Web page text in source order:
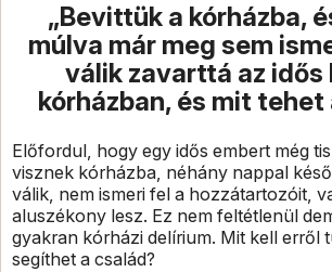
„Bevittük a kórházba,
múlva már meg sem
válik zavarttá az idős
kórházban, és mit tehet
Előfordul, hogy egy idős embert még
visznek kórházba, néhány nappal
válik, nem ismeri fel a hozzátartozóit,
aluszékony lesz. Ez nem feltétlenül
gyakran kórházi delírium. Mit kell erről
segíthet a család?